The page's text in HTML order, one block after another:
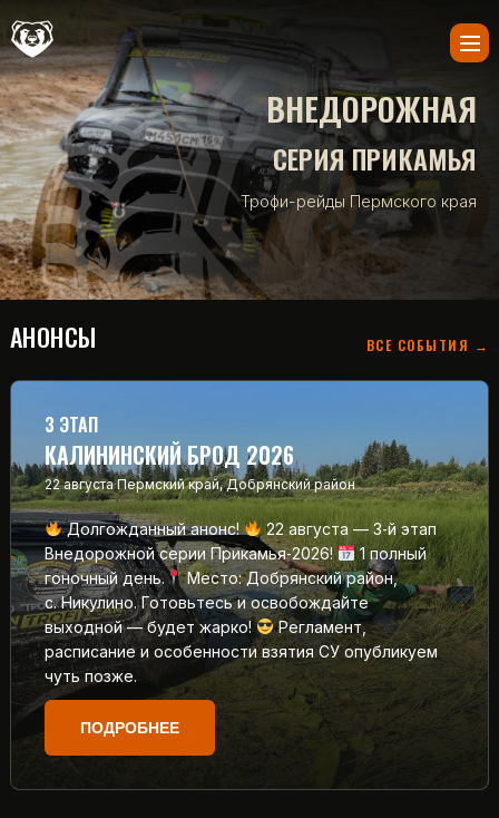
ВНЕДОРОЖНАЯ
СЕРИЯ ПРИКАМЬЯ
Трофи-рейды Пермского края
АНОНСЫ ВСЕ СОБЫТИЯ →
3 ЭТАП
КАЛИНИНСКИЙ БРОД 2026
22 августа Пермский край, Добрянский район
Долгожданный анонс!
22 августа — 3‑й этап
Внедорожной серии Прикамья‑2026!
1 полный
гоночный день.
Место: Добрянский район,
с. Никулино. Готовьтесь и освобождайте
выходной — будет жарко!
Регламент,
расписание и особенности взятия СУ опубликуем
чуть позже.
ПОДРОБНЕЕ